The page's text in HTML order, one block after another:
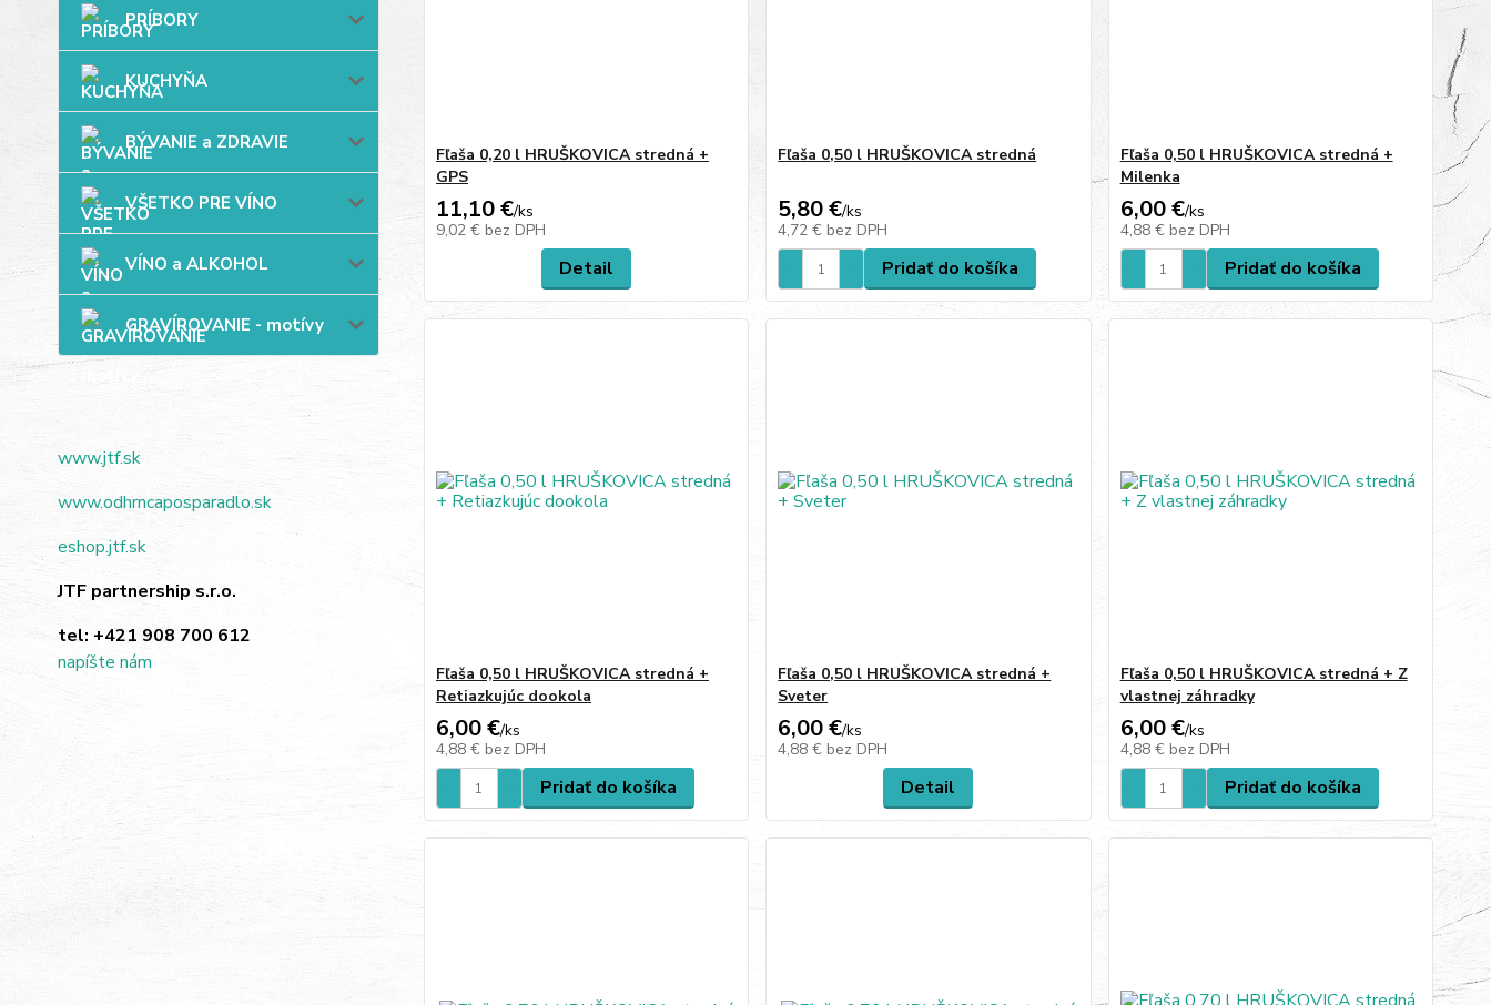
PRÍBORY
KUCHYŇA
BÝVANIE a ZDRAVIE
VŠETKO PRE VÍNO
VÍNO a ALKOHOL
GRAVÍROVANIE - motívy
www.jtf.sk
www.odhrncaposparadlo.sk
eshop.jtf.sk
JTF partnership s.r.o.
tel: +421 908 700 612
napíšte nám
Fľaša 0,20 l HRUŠKOVICA stredná +
GPS
11,10 €/ks
9,02 € bez DPH
Detail
Fľaša 0,50 l HRUŠKOVICA stredná
5,80 €/ks
4,72 € bez DPH
Pridať do košíka
Fľaša 0,50 l HRUŠKOVICA stredná +
Milenka
6,00 €/ks
4,88 € bez DPH
Pridať do košíka
Fľaša 0,50 l HRUŠKOVICA stredná +
Retiazkujúc dookola
6,00 €/ks
4,88 € bez DPH
Pridať do košíka
Fľaša 0,50 l HRUŠKOVICA stredná +
Sveter
6,00 €/ks
4,88 € bez DPH
Detail
Fľaša 0,50 l HRUŠKOVICA stredná + Z
vlastnej záhradky
6,00 €/ks
4,88 € bez DPH
Pridať do košíka